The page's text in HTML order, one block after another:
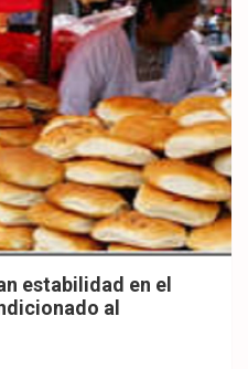
estabilidad en el
al